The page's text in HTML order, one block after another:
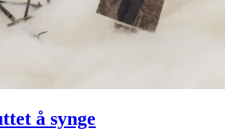
å synge